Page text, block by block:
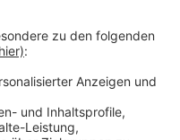
können uns zur
die nicht
seltsame Wörter
das